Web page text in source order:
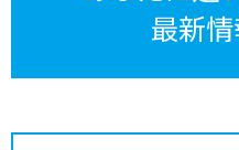
最新